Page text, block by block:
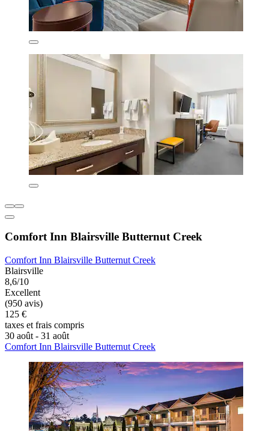
Comfort Inn Blairsville Butternut Creek
Comfort Inn Blairsville Butternut Creek
Blairsville
8,6/10
Excellent
(950 avis)
125 €
taxes et frais compris
30 août - 31 août
Comfort Inn Blairsville Butternut Creek